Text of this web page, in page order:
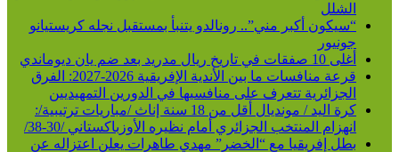
الشلل
“سيكون أكبر مني”.. رونالدو يتنبأ بمستقبل نجله كريستيانو
جونيور
أغلى 10 صفقات في تاريخ ريال مدريد بعد ضم يان ديوماندي
قرعة منافسات ما بين الأندية الإفريقية 2026-2027: الفرق
الجزائرية تتعرف على منافسيها في الدورين التمهيديين
كرة اليد / مونديال أقل من 18 سنة إناث /مباريات ترتيبية/:
انهزام المنتخب الجزائري أمام نظيره الأوزباكستاني /30-38/
بطل إفريقيا مع “الخضر” مهدي طاهرات يعلن اعتزاله عن